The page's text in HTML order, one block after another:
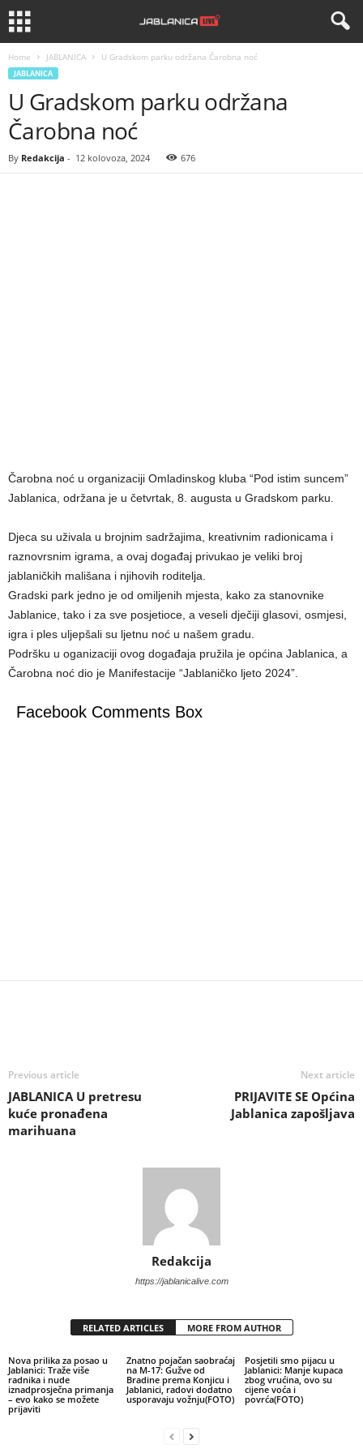
Home JABLANICA U Gradskom parku održana Čarobna noć
JABLANICA
U Gradskom parku održana
Čarobna noć
By Redakcija - 12 kolovoza, 2024 676
Čarobna noć u organizaciji Omladinskog kluba “Pod istim suncem”
Jablanica, održana je u četvrtak, 8. augusta u Gradskom parku.
Djeca su uživala u brojnim sadržajima, kreativnim radionicama i
raznovrsnim igrama, a ovaj događaj privukao je veliki broj
jablaničkih mališana i njihovih roditelja.
Gradski park jedno je od omiljenih mjesta, kako za stanovnike
Jablanice, tako i za sve posjetioce, a veseli dječiji glasovi, osmjesi,
igra i ples uljepšali su ljetnu noć u našem gradu.
Podršku u oganizaciji ovog događaja pružila je općina Jablanica, a
Čarobna noć dio je Manifestacije “Jablaničko ljeto 2024”.
Facebook Comments Box
Previous article
JABLANICA U pretresu
kuće pronađena
marihuana
Next article
PRIJAVITE SE Općina
Jablanica zapošljava
Redakcija
https://jablanicalive.com
RELATED ARTICLES MORE FROM AUTHOR
Nova prilika za posao u
Jablanici: Traže više
radnika i nude
iznadprosječna primanja
– evo kako se možete
prijaviti
Znatno pojačan saobraćaj
na M-17: Gužve od
Bradine prema Konjicu i
Jablanici, radovi dodatno
usporavaju vožnju(FOTO)
Posjetili smo pijacu u
Jablanici: Manje kupaca
zbog vrućina, ovo su
cijene voća i
povrća(FOTO)